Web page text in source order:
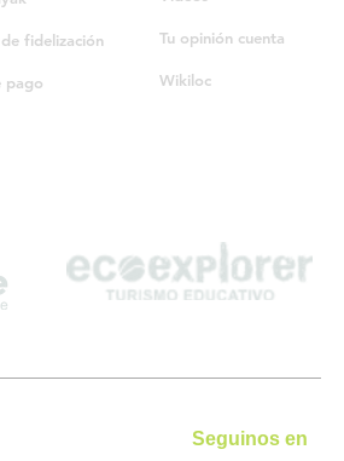
fidelización
pago
Tu opinión cuenta
Wikiloc
Seguinos en